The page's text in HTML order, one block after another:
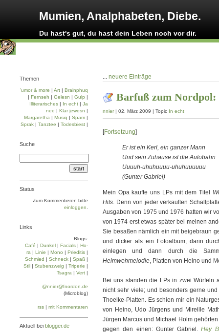
Mumien, Analphabeten, Diebe.
Du hast's gut, du hast dein Leben noch vor dir.
... neuere Einträge
Barfuß zum Nordpol:
nnier| 02. März 2009 | Topic In echt
[Fortsetzung]
Er ist ein Kerl, ein ganzer Mann
Und sein Zuhause ist die Autobahn
Uuuuh-uhuhuuuu-uhuhuuuuuu
(Gunter Gabriel)
Mein Opa kaufte uns LPs mit dem Titel
Hits. Denn von jeder verkauften
Ausgaben von 1975 und 1976 hatten wir
von 1974 erst etwas später bei meinen
Sie besaßen nämlich ein mit beigebraun
und dicker als ein Fotoalbum, darin
einlegen und dann durch die
Heimwehmelodie, Platten von Heino und
Bei uns standen die LPs in zwei Würfeln
nicht sehr viele; und besonders gerne
Thoelke-Platten. Es schien mir ein
von Heino, Udo Jürgens und Mireille
Jürgen Marcus und Michael Holm
gegen den einen: Gunter Gabriel.Hey
Themen
'umor & more | Art | Brainphuq
| Fernseh | Gelesn | Gulp |
Illiterarisches | In echt | Ja
nee | Klar jewesn |
Margaretha | Musiq | Spam |
Sprak | Tanztee | Todesbiest |
Suche
Status
Zum Kommentieren bitte
einloggen
Links
Blogs:
Café | Dun­kel | Facials | Ho­
ra | Linie | Mo­no | Prie­di­tis |
Schmied | Schneck | Spaß |
Stil | Stu­ben­zweig | Tri­pe­rie |
Tsa­gra | Vert |
@nnier@fnordon.de
(Microblog)
rss | mit Kommentaren
Aktuell bei blogger.de